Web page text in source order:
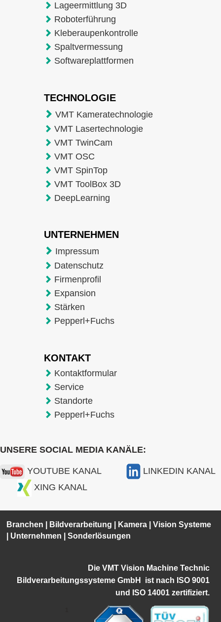
Lageermittlung 3D
Roboterführung
Kleberaupenkontrolle
Spaltvermessung
Softwareplattformen
TECHNOLOGIE
VMT Kameratechnologie
VMT Lasertechnologie
VMT TwinCam
VMT OSC
VMT SpinTop
VMT ToolBox 3D
DeepLearning
UNTERNEHMEN
Impressum
Datenschutz
Firmenprofil
Expansion
Stärken
Pepperl+Fuchs
KONTAKT
Kontaktformular
Service
Standorte
Pepperl+Fuchs
UNSERE SOCIAL MEDIA KANÄLE:
YOUTUBE KANAL
LINKEDIN KANAL
XING KANAL
Branchen Bildverarbeitung Kamera |Vision Systeme
Unternehmen |Sonderlösungen
Die VMT Vision Machine Technic
Bildverarbeitungssysteme GmbH istnach ISO 9001
und ISO 14001 zertifiziert.